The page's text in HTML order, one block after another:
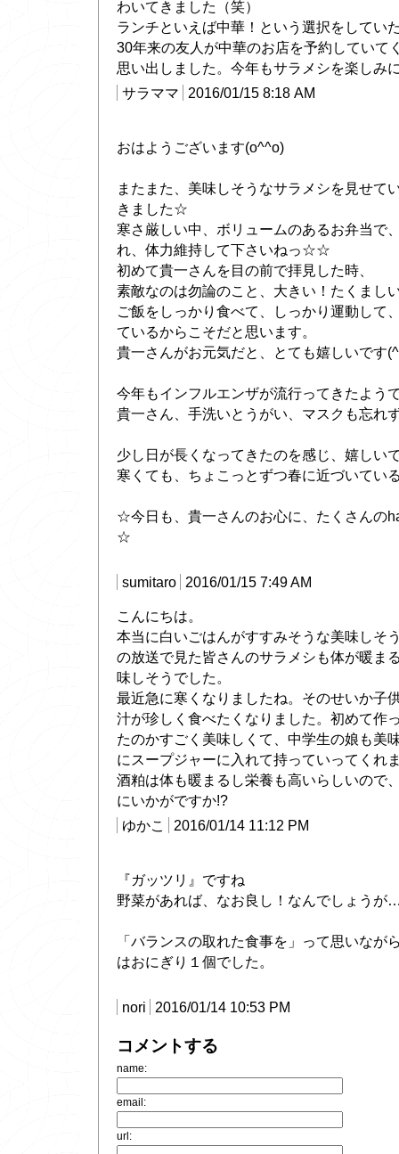
わいてきました（笑）
ランチといえば中華！という選択をしてい
30年来の友人が中華のお店を予約していて
思い出しました。今年もサラメシを楽しみ
サラママ
2016/01/15 8:18 AM
おはようございます(o^^o)
またまた、美味しそうなサラメシを見せて
きました☆
寒さ厳しい中、ボリュームのあるお弁当で
れ、体力維持して下さいねっ☆☆
初めて貴一さんを目の前で拝見した時、
素敵なのは勿論のこと、大きい！たくまし
ご飯をしっかり食べて、しっかり運動して
ているからこそだと思います。
貴一さんがお元気だと、とても嬉しいです
今年もインフルエンザが流行ってきたよう
貴一さん、手洗いとうがい、マスクも忘れ
少し日が長くなってきたのを感じ、嬉しい
寒くても、ちょこっとずつ春に近づいてい
☆今日も、貴一さんのお心に、たくさんの
☆
sumitaro 2016/01/15 7:49 AM
こんにちは。
本当に白いごはんがすすみそうな美味しそ
の放送で見た皆さんのサラメシも体が暖ま
味しそうでした。
最近急に寒くなりましたね。そのせいか子
汁が珍しく食べたくなりました。初めて作
たのかすごく美味しくて、中学生の娘も美
にスープジャーに入れて持っていってくれ
酒粕は体も暖まるし栄養も高いらしいので
にいかがですか!?
ゆかこ
2016/01/14 11:12 PM
『ガッツリ』ですね
野菜があれば、なお良し！なんでしょうが
「バランスの取れた食事を」って思いなが
はおにぎり１個でした。
nori 2016/01/14 10:53 PM
コメントする
name:
email:
url: